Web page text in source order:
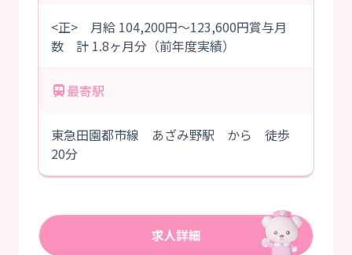
<正> 月給 104,200円～123,600円賞与月
数 計 1.8ヶ月分（前年度実績）
最寄駅
東急田園都市線 あざみ野駅 から 徒歩
20分